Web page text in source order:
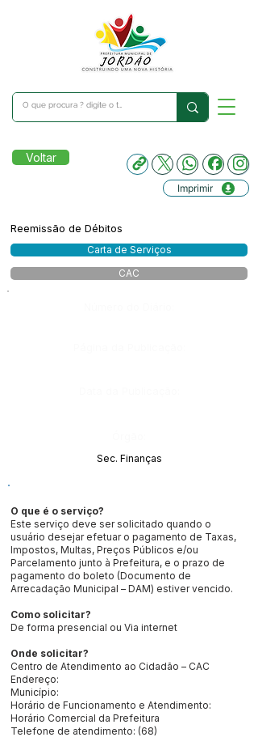
Voltar
Imprimir
Reemissão de Débitos
Carta de Serviços
CAC
Sec. Finanças
O que é o serviço?
Este serviço deve ser solicitado quando o
usuário desejar efetuar o pagamento de Taxas,
Impostos, Multas, Preços Públicos e/ou
Parcelamento junto à Prefeitura, e o prazo de
pagamento do boleto (Documento de
Arrecadação Municipal – DAM) estiver vencido.
Como solicitar?
De forma presencial ou Via internet
Onde solicitar?
Centro de Atendimento ao Cidadão – CAC
Endereço:
Município:
Horário de Funcionamento e Atendimento:
Horário Comercial da Prefeitura
Telefone de atendimento: (68)